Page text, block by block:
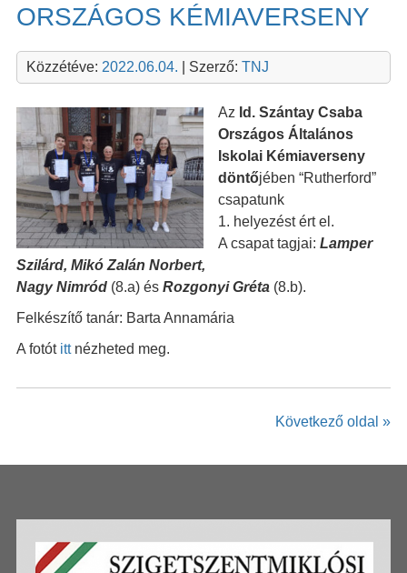
ORSZÁGOS KÉMIAVERSENY
Közzétéve: 2022.06.04. | Szerző: TNJ
Az Id. Szántay Csaba
Országos Általános
Iskolai Kémiaverseny
döntőjében “Rutherford”
csapatunk
1. helyezést ért el.
A csapat tagjai: Lamper
Szilárd, Mikó Zalán Norbert,
Nagy Nimród(8.a) és Rozgonyi Gréta(8.b).
Felkészítő tanár: Barta Annamária
A fotót ittnézheted meg.
Következő oldal »